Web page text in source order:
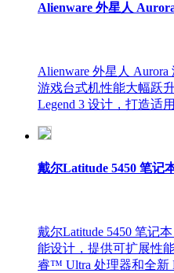
Alienware 外星人
Alienware 外星人
游戏台式机性能大幅跃
Legend 3 设计，打造适
戴尔Latitude 5450 笔记
戴尔Latitude 5450 笔记
能设计，提供可扩展性
睿™ Ultra 处理器和全新